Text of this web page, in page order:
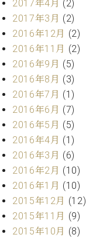
2017年4月 (2)
2017年3月 (2)
2016年12月 (2)
2016年11月 (2)
2016年9月 (5)
2016年8月 (3)
2016年7月 (1)
2016年6月 (7)
2016年5月 (5)
2016年4月 (1)
2016年3月 (6)
2016年2月 (10)
2016年1月 (10)
2015年12月 (12)
2015年11月 (9)
2015年10月 (8)